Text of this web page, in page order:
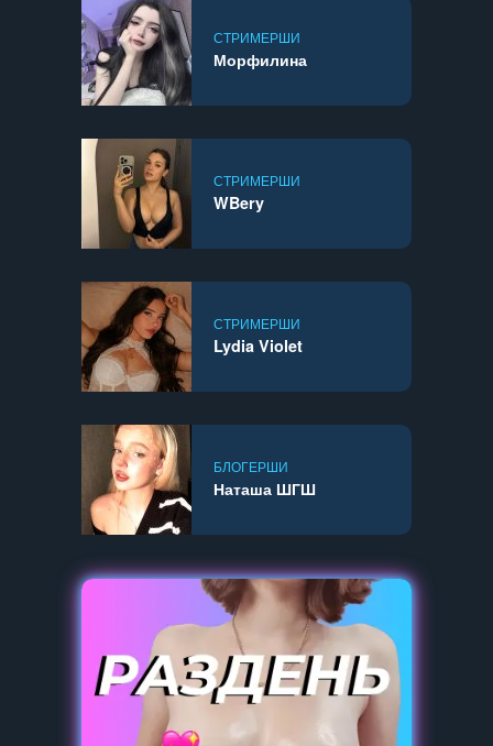
СТРИМЕРШИ
Морфилина
СТРИМЕРШИ
WBery
СТРИМЕРШИ
Lydia Violet
БЛОГЕРШИ
Наташа ШГШ